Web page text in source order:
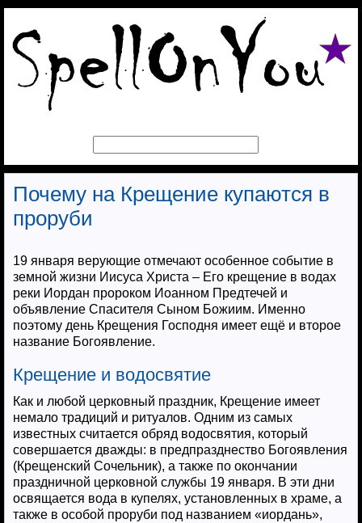
Почему на Крещение купаются в
проруби
19 января верующие отмечают особенное событие в
земной жизни Иисуса Христа – Его крещение в водах
реки Иордан пророком Иоанном Предтечей и
объявление Спасителя Сыном Божиим. Именно
поэтому день Крещения Господня имеет ещё и второе
название Богоявление.
Крещение и водосвятие
Как и любой церковный праздник, Крещение имеет
немало традиций и ритуалов. Одним из самых
известных считается обряд водосвятия, который
совершается дважды: в предпразднество Богоявления
(Крещенский Сочельник), а также по окончании
праздничной церковной службы 19 января. В эти дни
освящается вода в купелях, установленных в храме, а
также в особой проруби под названием «иордань»,